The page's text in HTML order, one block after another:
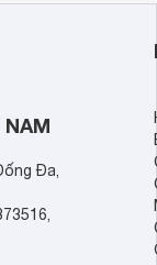
NAM
Đa,